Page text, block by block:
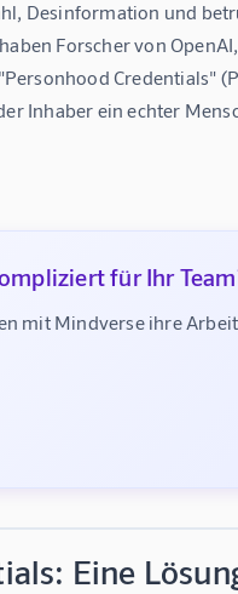
Desinformation und
Forscher von
Credentials"
Inhaber ein echter
für Ihr
mit Mindverse ihre
Eine